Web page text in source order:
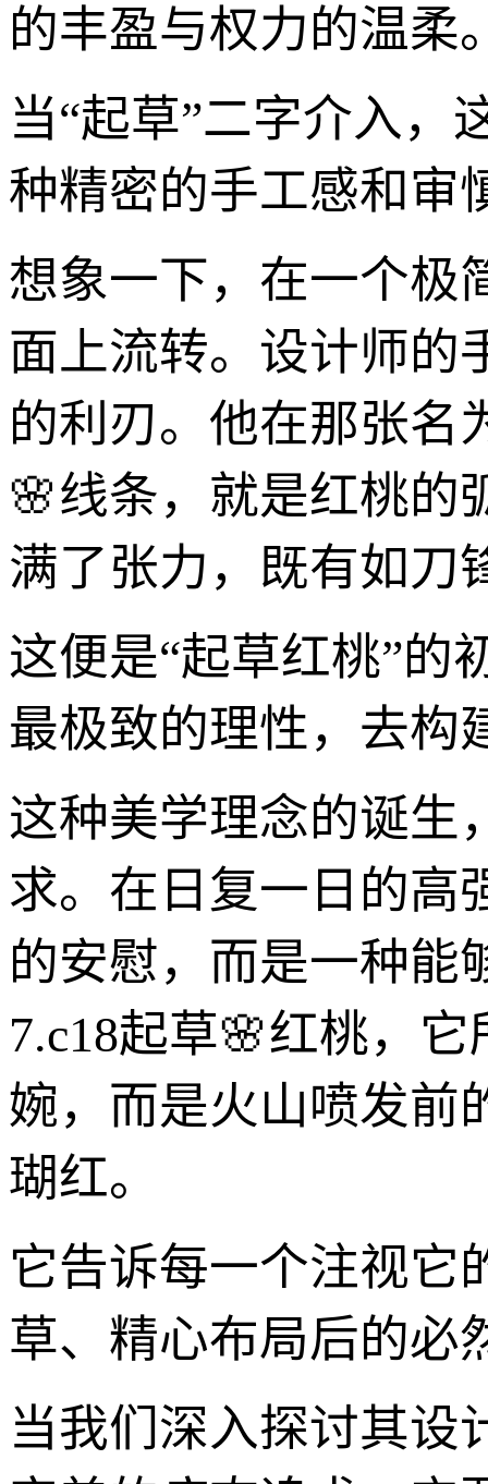
的丰盈与权力的温柔
当“起草”二字介入，
种精密的手工感和审
想象一下，在一个极
面上流转。设计师的
的利刃。他在那张名
🌸线条，就是红桃的
满了张力，既有如刀
这便是“起草红桃”的
最极致的理性，去构
这种美学理念的诞生
求。在日复一日的高
的安慰，而是一种能
7.c18起草🌸红桃，
婉，而是火山喷发前
瑚红。
它告诉每一个注视它
草、精心布局后的必
当我们深入探讨其设